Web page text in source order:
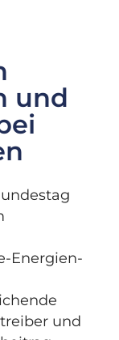
und
Energien-
und